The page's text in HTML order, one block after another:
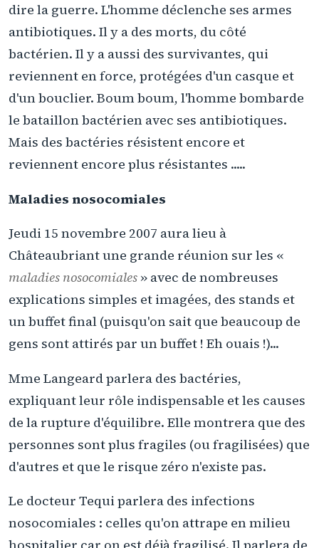
dire la guerre. L'homme déclenche ses armes
antibiotiques. Il y a des morts, du côté
bactérien. Il y a aussi des survivantes, qui
reviennent en force, protégées d'un casque et
d'un bouclier. Boum boum, l'homme bombarde
le bataillon bactérien avec ses antibiotiques.
Mais des bactéries résistent encore et
reviennent encore plus résistantes .....
Maladies nosocomiales
Jeudi 15 novembre 2007 aura lieu à
Châteaubriant une grande réunion sur les «
maladies nosocomiales » avec de nombreuses
explications simples et imagées, des stands et
un buffet final (puisqu'on sait que beaucoup de
gens sont attirés par un buffet ! Eh ouais !)...
Mme Langeard parlera des bactéries,
expliquant leur rôle indispensable et les causes
de la rupture d'équilibre. Elle montrera que des
personnes sont plus fragiles (ou fragilisées) que
d'autres et que le risque zéro n'existe pas.
Le docteur Tequi parlera des infections
nosocomiales : celles qu'on attrape en milieu